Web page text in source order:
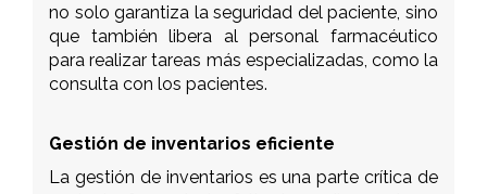
no solo garantiza la seguridad del paciente, sino
que también libera al personal farmacéutico
para realizar tareas más especializadas, como la
consulta con los pacientes.
Gestión de inventarios eficiente
La gestión de inventarios es una parte crítica de